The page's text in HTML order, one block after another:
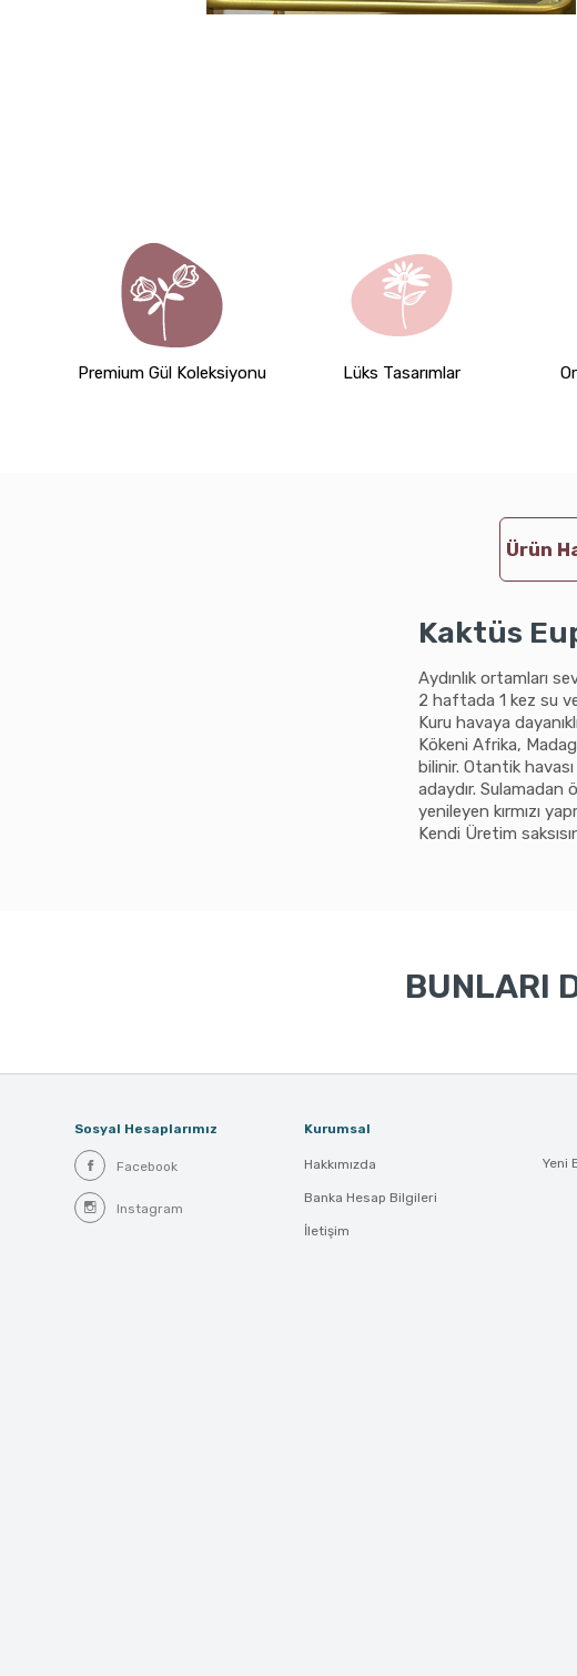
Premium Gül Koleksiyonu Lüks Tasarımlar
Ürün
Kaktüs
Aydınlık ortamları
2 haftada 1 kez su
Kuru havaya
Kökeni Afrika,
bilinir. Otantik
adaydır. Sulamadan
yenileyen kırmızı
Kendi Üretim
BUNLARI
Sosyal Hesaplarımız
Facebook
Instagram
Kurumsal
Hakkımızda
Banka Hesap Bilgileri
İletişim
Yeni